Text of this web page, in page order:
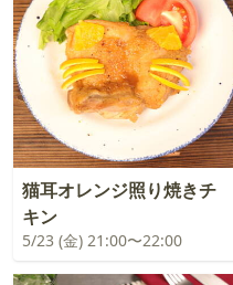
猫耳オレンジ照り焼きチ
キン
5/23 (金) 21:00〜22:00